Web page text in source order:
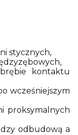
stycznych,
kontaktu
wcześniejszym
proksymalnych
odbudową a